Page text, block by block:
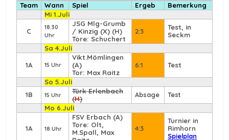
Team Wann Spiel Ergeb
Bemerkung
Mi 1.Juli
C
18.30
Uhr
JSG Mlg-Grumb
/ Kinzig (X) (H)
Tore: Schuchert
2:3
Test, in
Seckm
Sa 4.Juli
1A 15 Uhr
Vikt.Mömlingen
(A)
Tor: Max Raitz
6:1 Test
So 5.Juli
1B
15 Uhr
Türk Erlenbach
(H) Absage
Test
Mo 6.Juli
1A 18 Uhr
FSV Erbach (A)
Tore: Olt,
M.Spall, Max
4:3
Turnier in
Rimhorn
Spielplan